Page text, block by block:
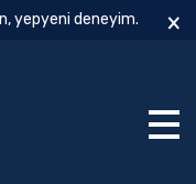
yepyeni deneyim. ×